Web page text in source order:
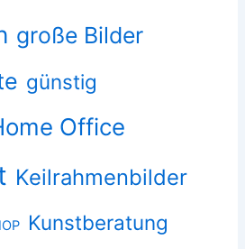
große Bilder
günstig
Office
Keilrahmenbilder
Kunstberatung